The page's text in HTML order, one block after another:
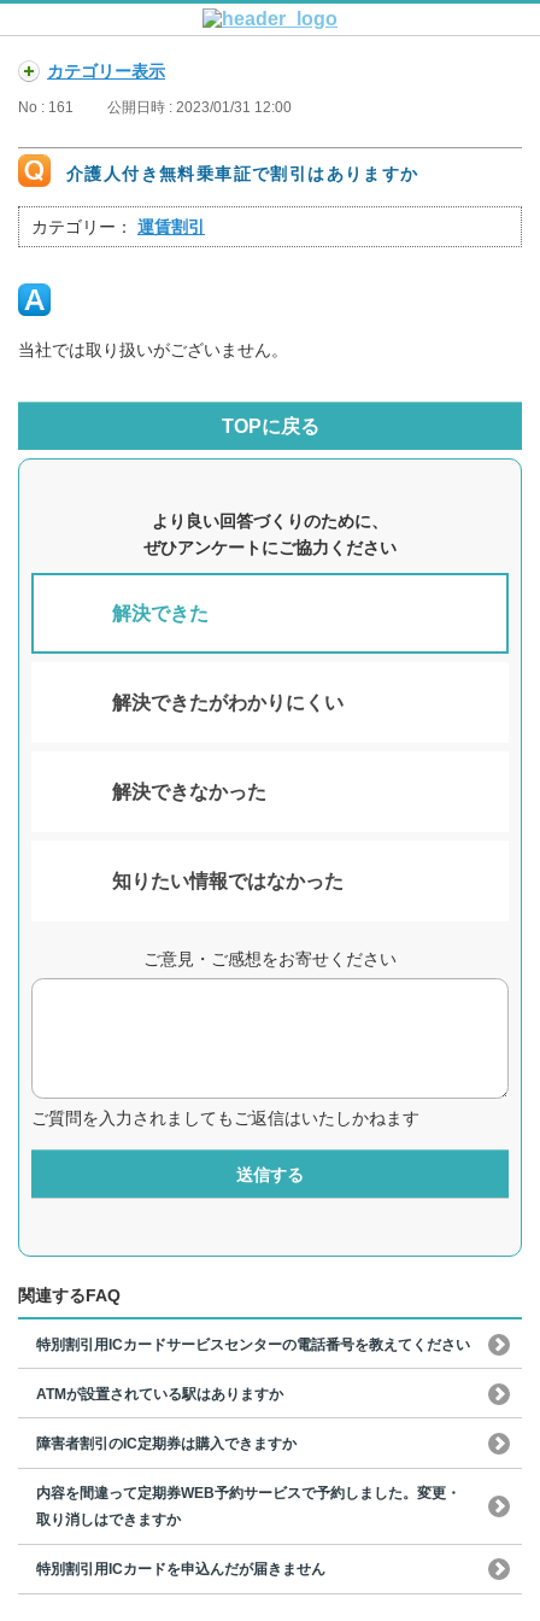
カテゴリー表示
No : 161 公開日時 : 2023/01/31 12:00
介護人付き無料乗車証で割引はありますか
カテゴリー： 運賃割引
当社では取り扱いがございません。
TOPに戻る
より良い回答づくりのために、
ぜひアンケートにご協力ください
解決できた
解決できたがわかりにくい
解決できなかった
知りたい情報ではなかった
ご意見・ご感想をお寄せください
ご質問を入力されましてもご返信はいたしかねます
送信する
関連するFAQ
特別割引用ICカードサービスセンターの電話番号を教えてください
ATMが設置されている駅はありますか
障害者割引のIC定期券は購入できますか
内容を間違って定期券WEB予約サービスで予約しました。変更・
取り消しはできますか
特別割引用ICカードを申込んだが届きません